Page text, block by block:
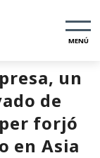
MENÚ
un
de
forjó
en Asia